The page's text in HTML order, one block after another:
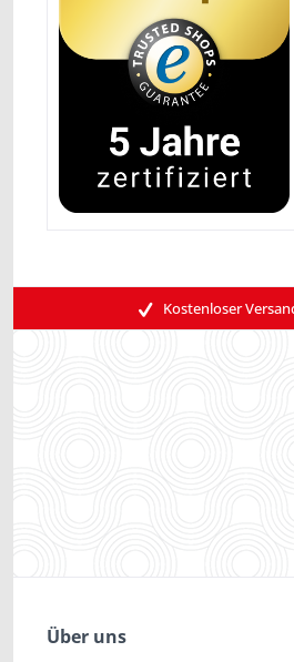
Kostenloser
Über uns